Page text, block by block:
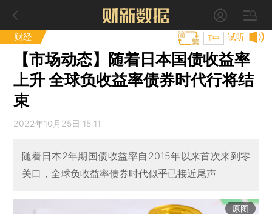
财经 试听
T中
【市场动态】随着日本国债收益率
上升 全球负收益率债券时代行将结
束
2022年10月25日 15:11
随着日本2年期国债收益率自2015年以来首次来到零
关口，全球负收益率债券时代似乎已接近尾声
原图